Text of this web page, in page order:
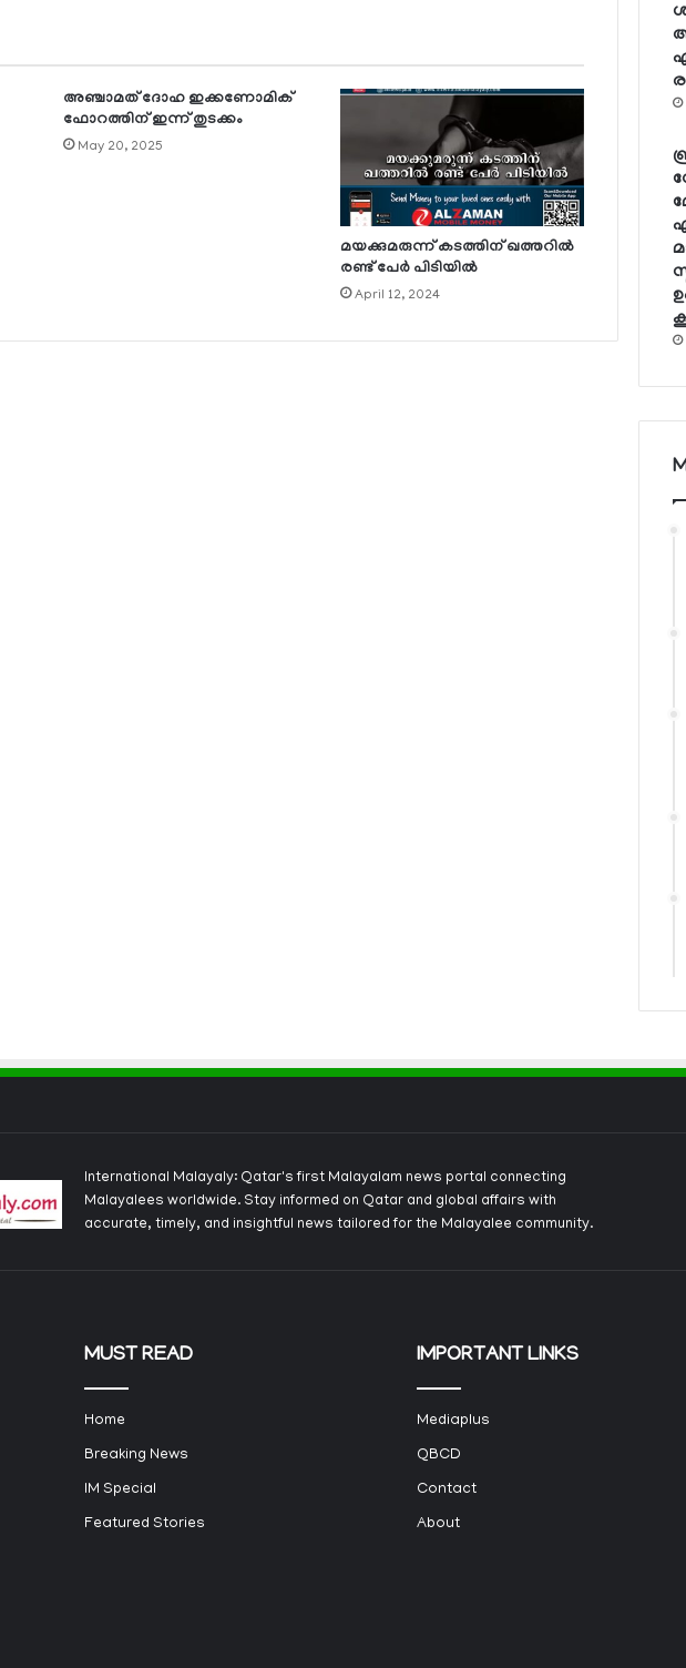
അഞ്ചാമത് ദോഹ ഇക്കണോമിക്
ഫോറത്തിന് ഇന്ന് തുടക്കം
May 20, 2025
മയക്കുമരുന്ന് കടത്തിന് ഖത്തറില്‍
രണ്ട് പേര്‍ പിടിയില്‍
April 12, 2024
International Malayaly: Qatar's first Malayalam news portal connecting
Malayalees worldwide. Stay informed on Qatar and global affairs with
accurate, timely, and insightful news tailored for the Malayalee community.
MUST READ
Home
Breaking News
IM Special
Featured Stories
IMPORTANT LINKS
Mediaplus
QBCD
Contact
About